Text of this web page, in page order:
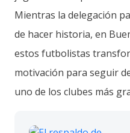
Mientras la delegación
de hacer historia, en
estos futbolistas
motivación para seguir
uno de los clubes más